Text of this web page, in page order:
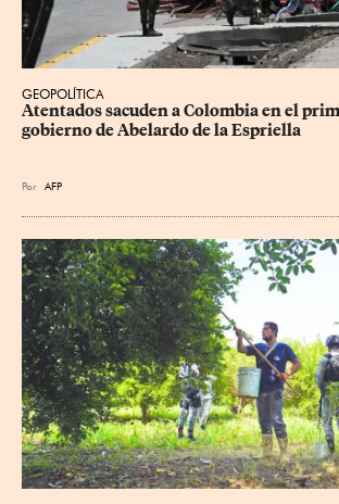
GEOPOLÍTICA
Atentados sacuden a Colombia en el
gobierno de Abelardo de la Espriella
Por AFP